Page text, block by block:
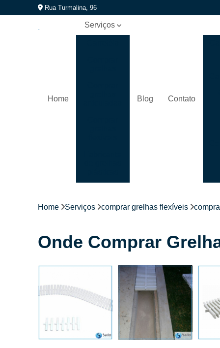
Rua Turmalina, 96
Home
Serviços
Fábricas de
Grelhas
articuladas
piscina
Grelhas
Grelhas
para piso
Blog Contato
Home Serviços comprar grelhas flexíveis
Onde Comprar